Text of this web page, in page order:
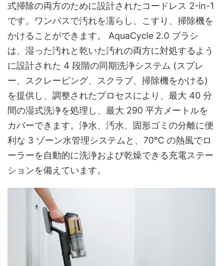
式掃除の両方のために設計されたコードレス 2-in-1
です。ワンパスで汚れを濡らし、こすり、掃除機を
かけることができます。 AquaCycle 2.0 ブラシ
は、湿った汚れと乾いた汚れの両方に対処するよう
に設計された 4 段階の同期洗浄システム (スプレ
ー、スクレーピング、スクラブ、掃除機をかける)
を提供し、調整されたプロセスにより、最大 40 分
間の湿式洗浄を処理し、最大 290 平方メートルを
カバーできます。浄水、汚水、固形ゴミの分離に便
利な 3 ゾーン水管理システムと、70°C の熱風でロ
ーラーを自動的に洗浄および乾燥できる充電ステー
ションを備えています。